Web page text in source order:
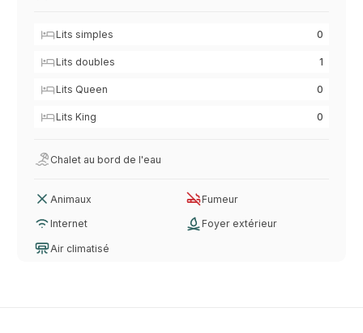
Lits simples 0
Lits doubles 1
Lits Queen 0
Lits King 0
Chalet au bord de l'eau
Animaux Fumeur
Internet Foyer extérieur
Air climatisé